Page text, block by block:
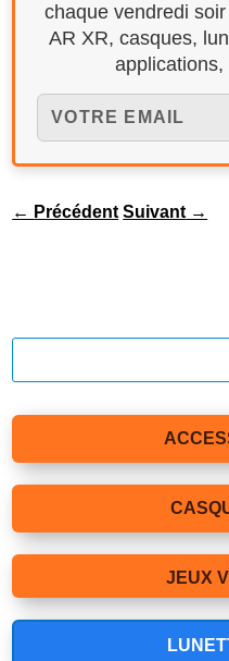
chaque vendredi
AR XR, casques,
← Précédent Suivant →
JEUX